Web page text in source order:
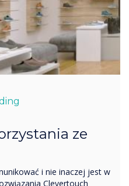
ze
i nie inaczej jest w
Clevertouch